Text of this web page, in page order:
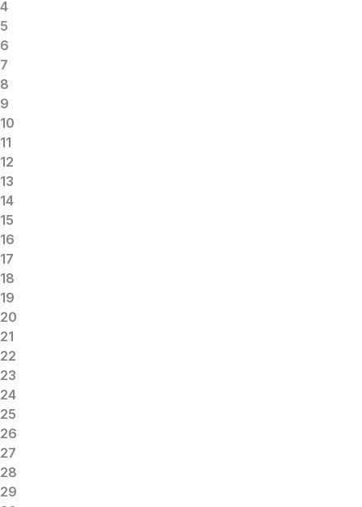
4
5
6
7
8
9
10
11
12
13
14
15
16
17
18
19
20
21
22
23
24
25
26
27
28
29